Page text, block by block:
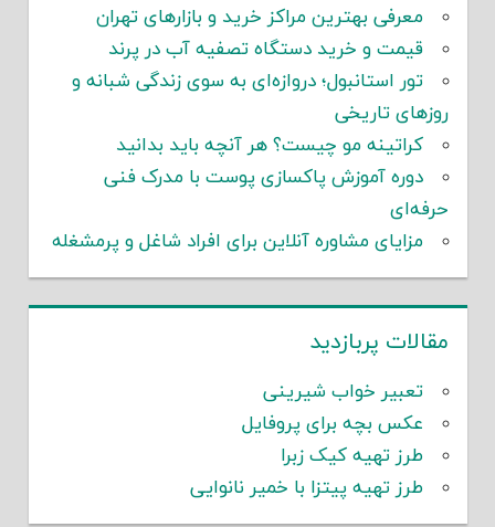
معرفی بهترین مراکز خرید و بازارهای تهران
قیمت و خرید دستگاه تصفیه آب در پرند
تور استانبول؛ دروازه‌ای به سوی زندگی شبانه و
روزهای تاریخی
کراتینه مو چیست؟ هر آنچه باید بدانید
دوره آموزش پاکسازی پوست با مدرک فنی
حرفه‌ای
مزایای مشاوره آنلاین برای افراد شاغل و پرمشغله
مقالات پربازدید
تعبیر خواب شیرینی
عکس بچه برای پروفایل
طرز تهیه کیک زبرا
طرز تهیه پیتزا با خمیر نانوایی